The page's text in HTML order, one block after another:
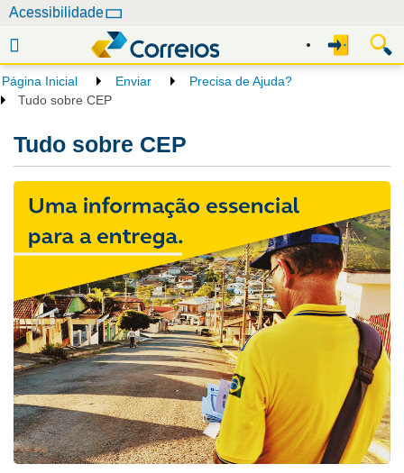
e
g
Acessibilidade
Página Inicial Enviar
Precisa de Ajuda?
Tudo sobre CEP
Tudo sobre CEP